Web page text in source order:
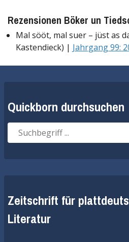
Rezensionen Böker un
Mal sööt, mal suer – jüst as
Kastendieck) | Jahrgang 99:
Quickborn durchsuchen
Suche
nach:
Zeitschrift für
Literatur